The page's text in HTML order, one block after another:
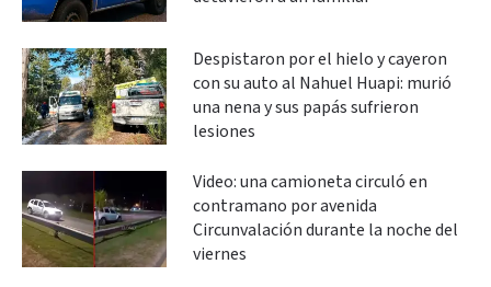
Despistaron por el hielo y cayeron
con su auto al Nahuel Huapi: murió
una nena y sus papás sufrieron
lesiones
Video: una camioneta circuló en
contramano por avenida
Circunvalación durante la noche del
viernes